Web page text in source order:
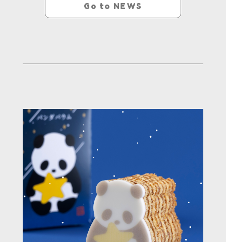
Go to NEWS